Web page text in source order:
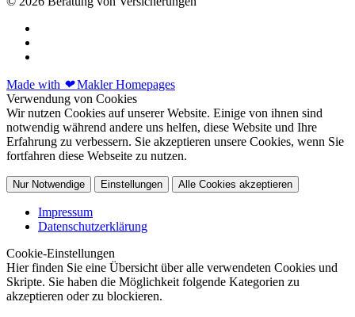
Made with ❤Makler Homepages
Verwendung von Cookies
Wir nutzen Cookies auf unserer Website. Einige von ihnen sind
notwendig während andere uns helfen, diese Website und Ihre
Erfahrung zu verbessern. Sie akzeptieren unsere Cookies, wenn Sie
fortfahren diese Webseite zu nutzen.
Nur Notwendige Einstellungen Alle Cookies akzeptieren
Impressum
Datenschutzerklärung
Cookie-Einstellungen
Hier finden Sie eine Übersicht über alle verwendeten Cookies und
Skripte. Sie haben die Möglichkeit folgende Kategorien zu
akzeptieren oder zu blockieren.